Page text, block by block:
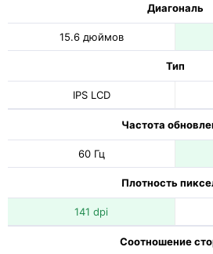
Диагональ
15.6 дюймов
Тип
IPS LCD
Частота
60 Гц
Плотность
141 dpi
Соотношение